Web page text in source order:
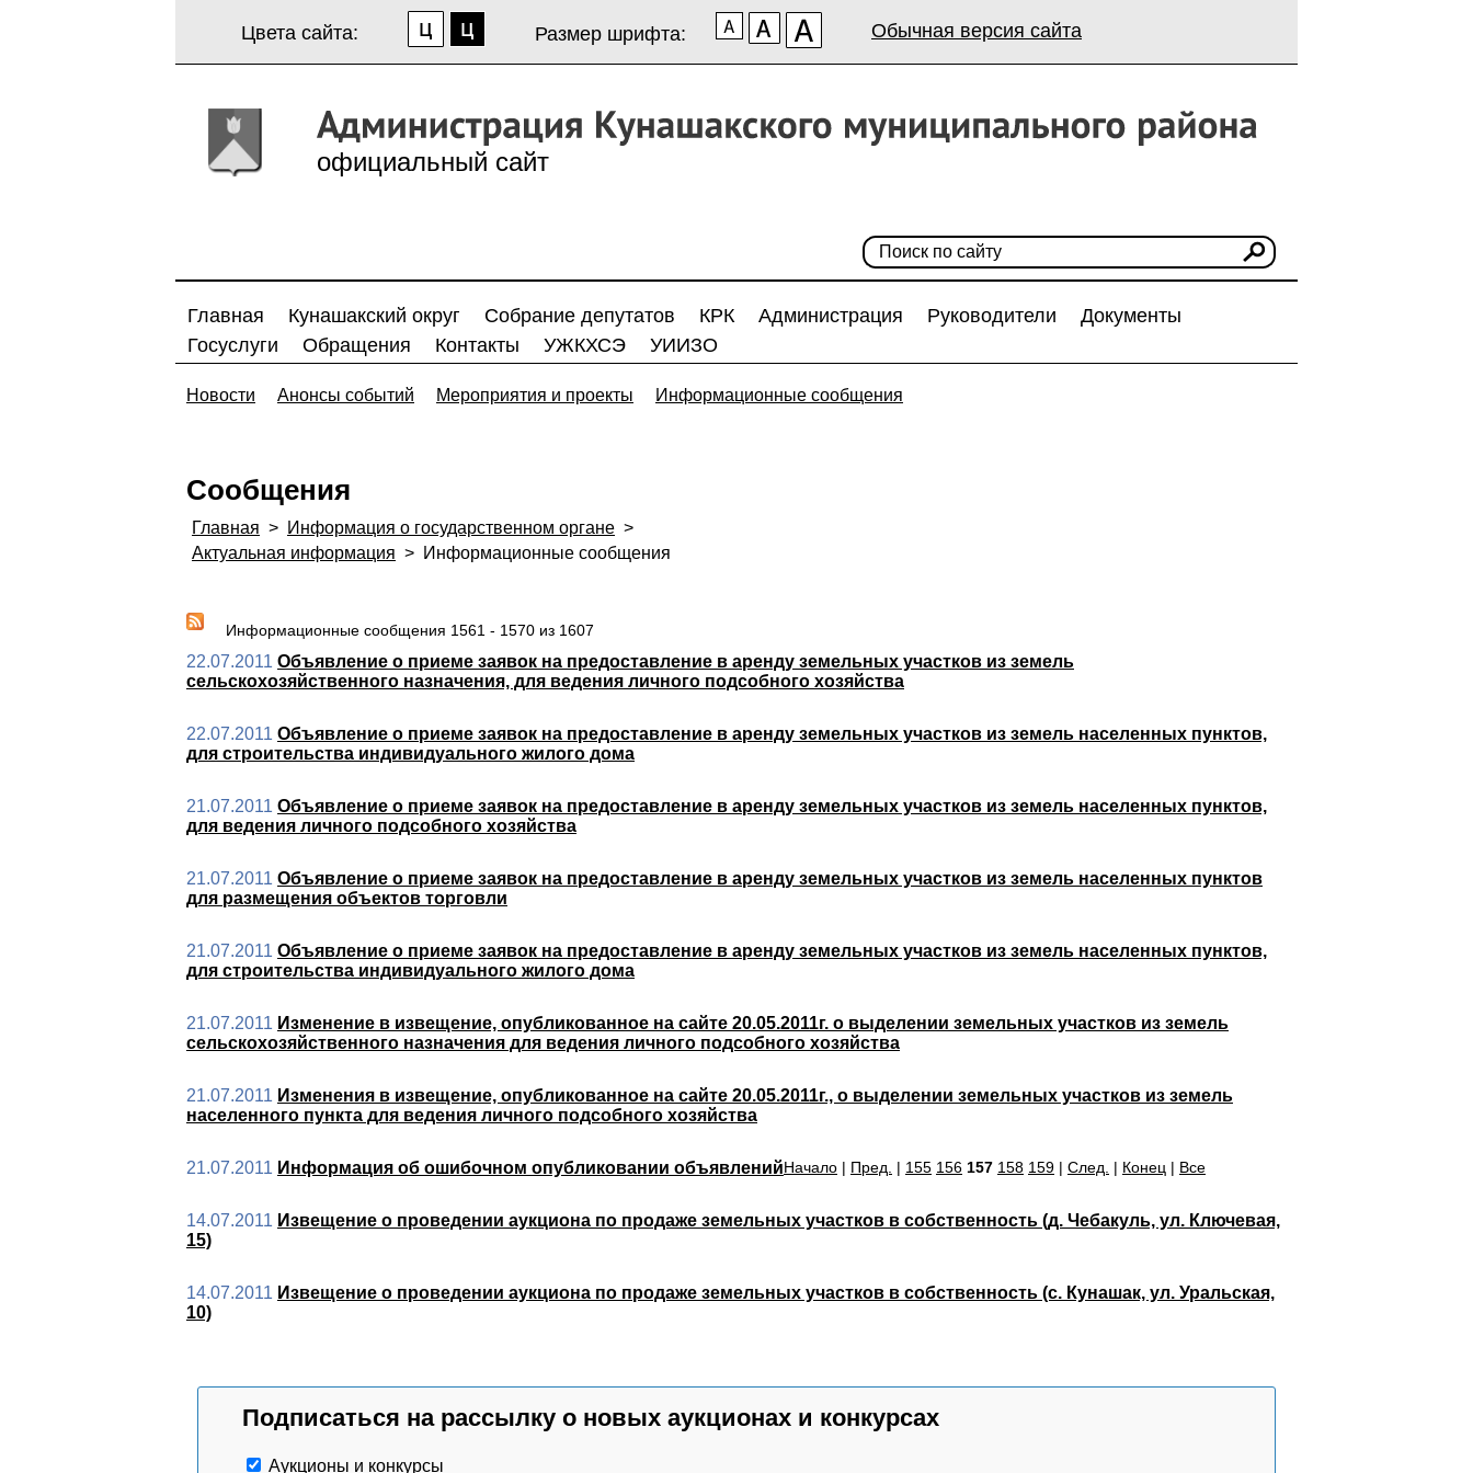
Цвета сайта: Размер шрифта: Обычная версия сайта
официальный сайт
Главная Кунашакский округ Собрание депутатов КРК Администрация Руководители
Документы
Госуслуги
Обращения Контакты УЖКХСЭ УИИЗО
Новости Анонсы событий Мероприятия и проекты Информационные сообщения
Сообщения
Главная > Информация о государственном органе >
Актуальная информация > Информационные сообщения
22.07.2011 Объявление о приеме заявок на предоставление в аренду земельных участков из земель
сельскохозяйственного назначения, для ведения личного подсобного хозяйства
22.07.2011 Объявление о приеме заявок на предоставление в аренду земельных участков из земель населенных пунктов,
для строительства индивидуального жилого дома
21.07.2011 Объявление о приеме заявок на предоставление в аренду земельных участков из земель населенных пунктов,
для ведения личного подсобного хозяйства
21.07.2011 Объявление о приеме заявок на предоставление в аренду земельных участков из земель населенных пунктов
для размещения объектов торговли
21.07.2011 Объявление о приеме заявок на предоставление в аренду земельных участков из земель населенных пунктов,
для строительства индивидуального жилого дома
21.07.2011 Изменение в извещение, опубликованное на сайте 20.05.2011г. о выделении земельных участков из земель
сельскохозяйственного назначения для ведения личного подсобного хозяйства
21.07.2011 Изменения в извещение, опубликованное на сайте 20.05.2011г., о выделении земельных участков из земель
населенного пункта для ведения личного подсобного хозяйства
21.07.2011 Информация об ошибочном опубликовании объявлений
14.07.2011 Извещение о проведении аукциона по продаже земельных участков в собственность (д. Чебакуль, ул. Ключевая,
15)
14.07.2011 Извещение о проведении аукциона по продаже земельных участков в собственность (с. Кунашак, ул. Уральская,
10)
Информационные сообщения 1561 - 1570 из 1607
Начало | Пред. | 155 156 157 158 159 | След. | Конец | Все
Подписаться на рассылку о новых аукционах и конкурсах
Аукционы и конкурсы